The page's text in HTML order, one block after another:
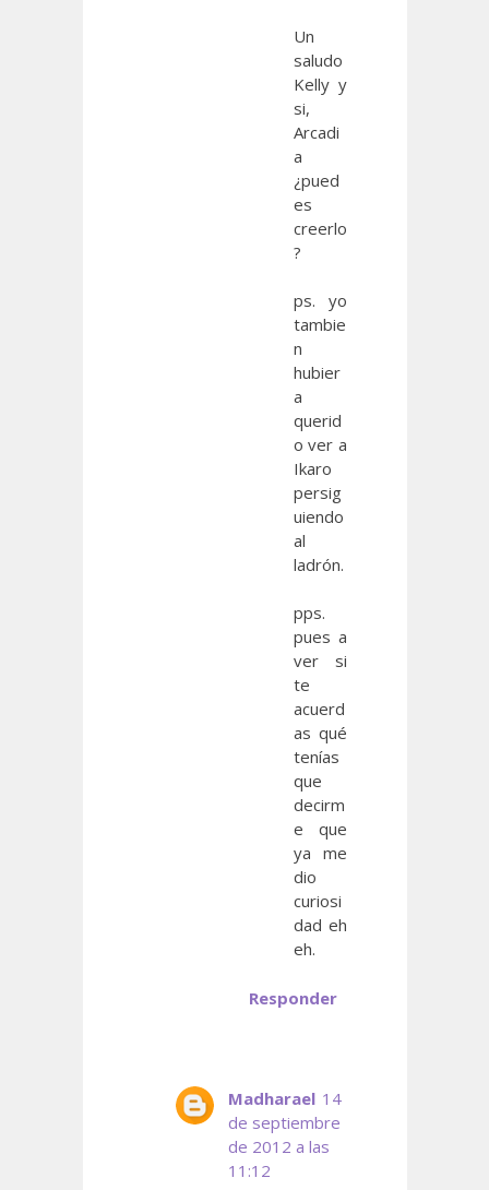
Un
saludo
Kelly y
si,
Arcadi
a
¿pued
es
creerlo
?
ps. yo
tambie
n
hubier
a
querid
o ver a
Ikaro
persig
uiendo
al
ladrón.
pps.
pues a
ver si
te
acuerd
as qué
tenías
que
decirm
e que
ya me
dio
curiosi
dad eh
eh.
Responder
Madharael 14
de septiembre
de 2012 a las
11:12